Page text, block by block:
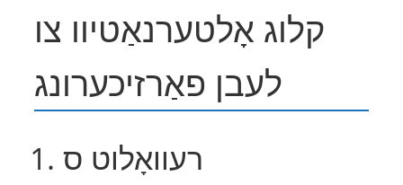
קלוג אָלטערנאַטיוו צו
לעבן פאַרזיכערונג
1. רעוואָלוט ס